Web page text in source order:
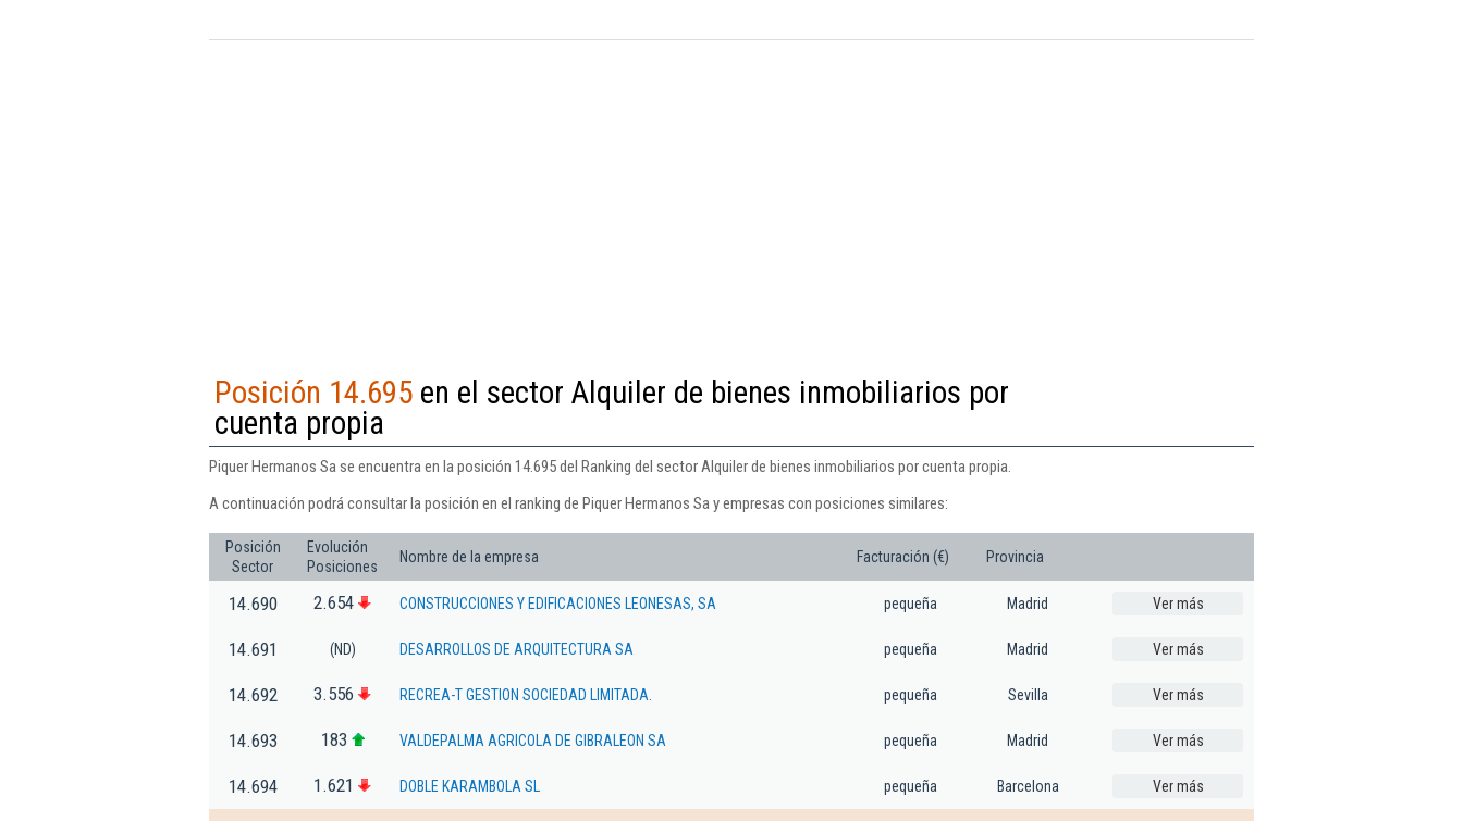
Posición 14.695 en el sector Alquiler de bienes inmobiliarios por
cuenta propia
Piquer Hermanos Sa se encuentra en la posición 14.695 del Ranking del sector Alquiler de bienes inmobiliarios por cuenta propia.
A continuación podrá consultar la posición en el ranking de Piquer Hermanos Sa y empresas con posiciones similares:
Posición
Sector
Evolución
Posiciones
Nombre de la empresa Facturación (€) Provincia
14.690 2.654 CONSTRUCCIONES Y EDIFICACIONES LEONESAS, SA pequeña Madrid Ver más
14.691 (ND) DESARROLLOS DE ARQUITECTURA SA pequeña Madrid Ver más
14.692 3.556 RECREA-T GESTION SOCIEDAD LIMITADA. pequeña Sevilla Ver más
14.693 183 VALDEPALMA AGRICOLA DE GIBRALEON SA pequeña Madrid Ver más
14.694 1.621 DOBLE KARAMBOLA SL pequeña Barcelona Ver más